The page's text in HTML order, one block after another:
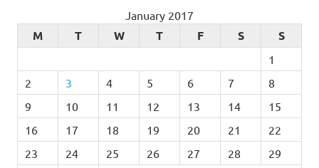
January 2017
M T W T F S S
1
2
3 4 5 6 7
8
9
10 11 12 13 14
15
16
17 18 19 20 21
22
23
24 25 26 27 28
29